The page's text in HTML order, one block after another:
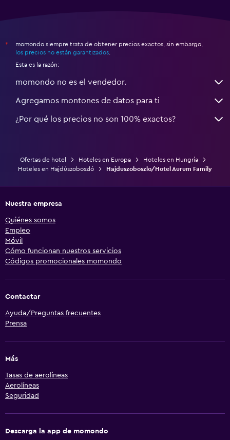
*
momondo siempre trata de obtener precios exactos, sin embargo,
los precios no están garantizados
Esta es la razón:
momondo no es el vendedor.
Agregamos montones de datos para ti
¿Por qué los precios no son 100% exactos?
Ofertas de hotel Hoteles en Europa
Hoteles en Hungría
Hoteles en Hajdúszoboszló
Hajduszoboszlo/Hotel Aurum Family
Nuestra empresa
Quiénes somos
Empleo
Móvil
Cómo funcionan nuestros servicios
Códigos promocionales momondo
Contactar
Ayuda/Preguntas frecuentes
Prensa
Más
Tasas de aerolíneas
Aerolíneas
Seguridad
Descarga la app de momondo